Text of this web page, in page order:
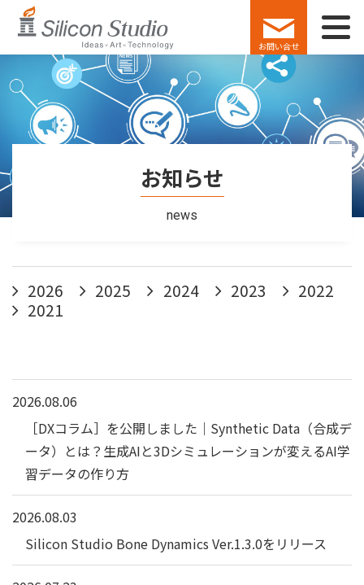
お問い合せ
お知らせ
news
2026 2025 2024 2023
2022
2021
2026.08.06
［DXコラム］を公開しました｜Synthetic Data（合成デ
ータ）とは？生成AIと3Dシミュレーションが変えるAI学
習データの作り方
2026.08.03
Silicon Studio Bone Dynamics Ver.1.3.0をリリース